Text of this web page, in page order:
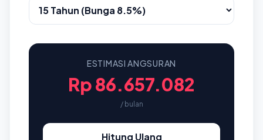
ESTIMASI ANGSURAN
Rp 86.657.082
/ bulan
Hitung Ulang